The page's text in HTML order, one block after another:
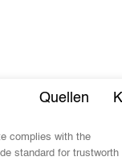
Quellen
complies with the
standard for trustworth